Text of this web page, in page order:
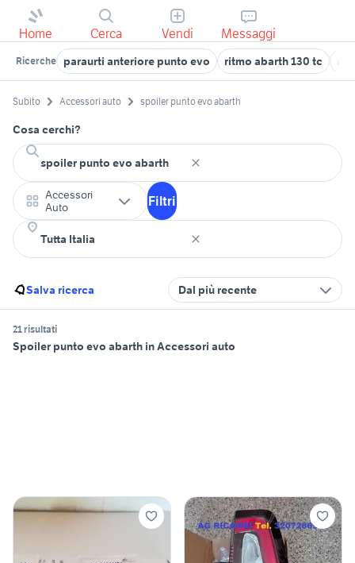
Home Cerca Vendi Messaggi
Ricerche paraurti anteriore punto evo ritmo abarth 130 tc
Subito Accessori auto spoiler punto evo abarth
Cosa cerchi?
Accessori
Auto
Filtri
Salva ricerca Dal più recente
21 risultati
Spoiler punto evo abarth in Accessori auto